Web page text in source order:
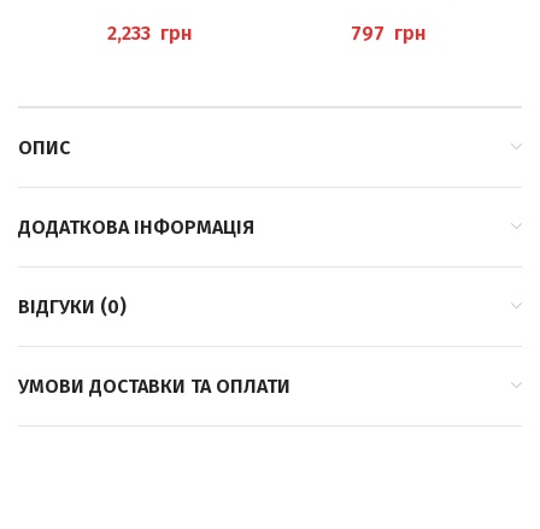
3-5, 400 Г HERBITAS
грн
грн
ОПИС
ДОДАТКОВА ІНФОРМАЦІЯ
ВІДГУКИ (0)
УМОВИ ДОСТАВКИ ТА ОПЛАТИ